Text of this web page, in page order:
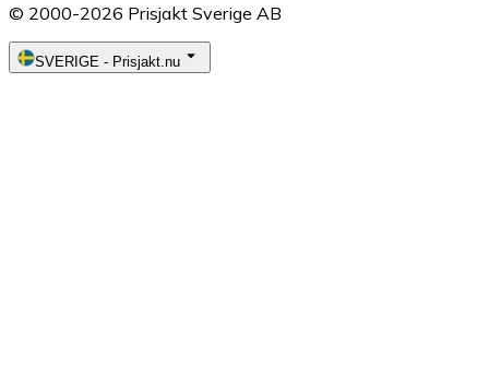
© 2000-2026 Prisjakt Sverige AB
SVERIGE - Prisjakt.nu